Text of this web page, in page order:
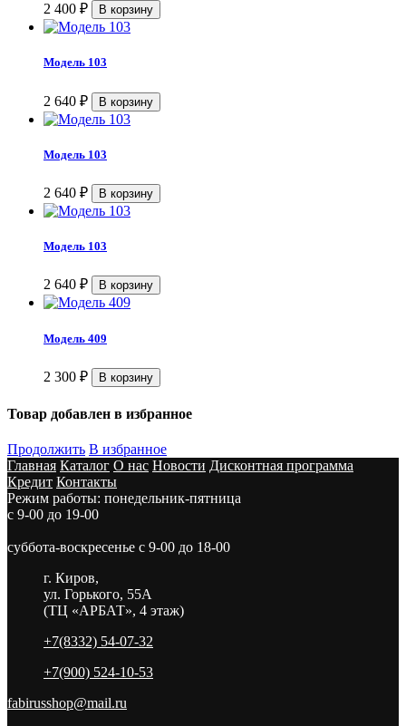
2 400 ₽
Модель 103
2 640 ₽
Модель 103
2 640 ₽
Модель 103
2 640 ₽
Модель 409
2 300 ₽
Товар добавлен в избранное
Продолжить В избранное
Главная Каталог О нас Новости Дисконтная программа
Кредит Контакты
Режим работы: понедельник-пятница
с 9-00 до 19-00
суббота-воскресенье с 9-00 до 18-00
г. Киров,
ул. Горького, 55А
(ТЦ «АРБАТ», 4 этаж)
+7(8332) 54-07-32
+7(900) 524-10-53
fabirusshop@mail.ru